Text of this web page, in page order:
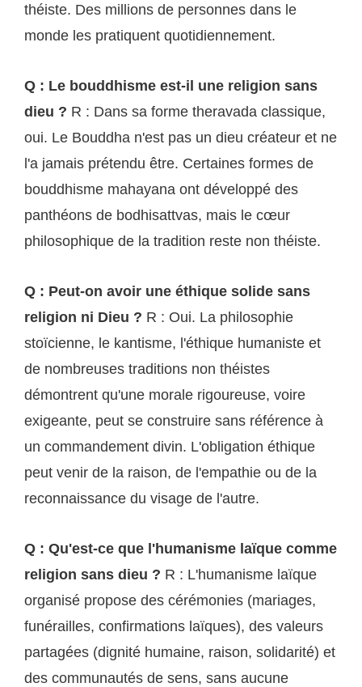
théiste. Des millions de personnes dans le
monde les pratiquent quotidiennement.
Q : Le bouddhisme est-il une religion sans
dieu ? R : Dans sa forme theravada classique,
oui. Le Bouddha n'est pas un dieu créateur et ne
l'a jamais prétendu être. Certaines formes de
bouddhisme mahayana ont développé des
panthéons de bodhisattvas, mais le cœur
philosophique de la tradition reste non théiste.
Q : Peut-on avoir une éthique solide sans
religion ni Dieu ? R : Oui. La philosophie
stoïcienne, le kantisme, l'éthique humaniste et
de nombreuses traditions non théistes
démontrent qu'une morale rigoureuse, voire
exigeante, peut se construire sans référence à
un commandement divin. L'obligation éthique
peut venir de la raison, de l'empathie ou de la
reconnaissance du visage de l'autre.
Q : Qu'est-ce que l'humanisme laïque comme
religion sans dieu ? R : L'humanisme laïque
organisé propose des cérémonies (mariages,
funérailles, confirmations laïques), des valeurs
partagées (dignité humaine, raison, solidarité) et
des communautés de sens, sans aucune